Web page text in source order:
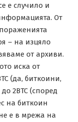
е случило и
От
– на изцяло
от архиви.
иска от
(да, биткоини,
2BTC (според
на биткоин
е в мрежа на